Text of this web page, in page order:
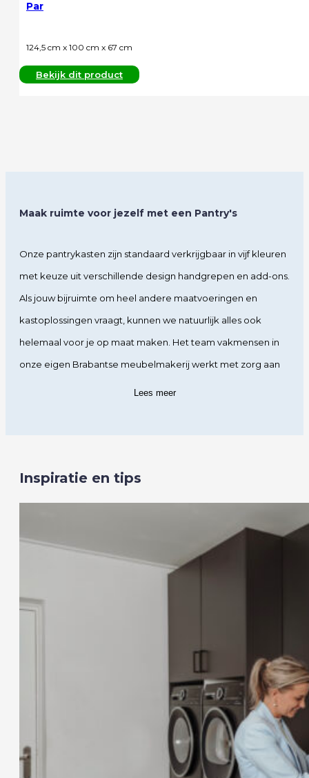
Par
124,5 cm x 100 cm x 67 cm
Bekijk dit product
Maak ruimte voor jezelf met een Pantry's
Onze pantrykasten zijn standaard verkrijgbaar in vijf kleuren
met keuze uit verschillende design handgrepen en add-ons.
Als jouw bijruimte om heel andere maatvoeringen en
kastoplossingen vraagt, kunnen we natuurlijk alles ook
helemaal voor je op maat maken. Het team vakmensen in
onze eigen Brabantse meubelmakerij werkt met zorg aan
handzame (modulaire) delen bezorgen, zodat jij zelf aan de
slag kunt om jouw ruimte helemaal eigen te maken. Als je
wilt in combinatie met onze hulp en installatieservice. Vijf
jaar garantie op al het meubilair van Bijkeukenkastvoorjou.nl
Lees meer
Inspiratie en tips